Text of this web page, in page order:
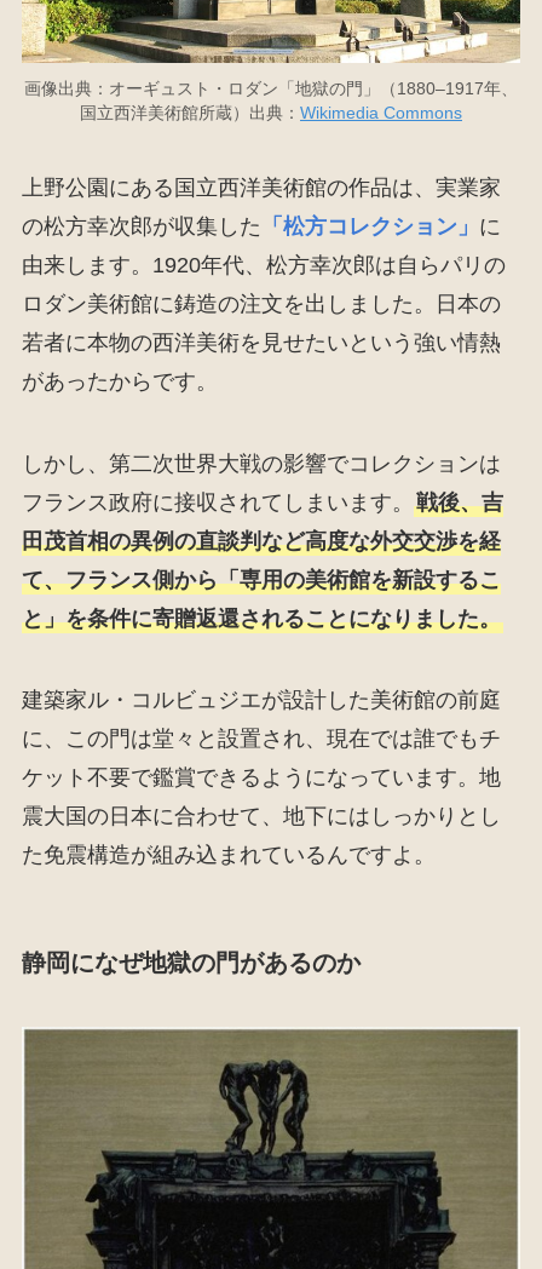
画像出典：オーギュスト・ロダン「地獄の門」（1880–1917年、
国立西洋美術館所蔵）出典： Wikimedia Commons
上野公園にある国立西洋美術館の作品は、実業家
の松方幸次郎が収集した 「松方コレクション」 に
由来します。1920年代、松方幸次郎は自らパリの
ロダン美術館に鋳造の注文を出しました。日本の
若者に本物の西洋美術を見せたいという強い情熱
があったからです。
しかし、第二次世界大戦の影響でコレクションは
フランス政府に接収されてしまいます。 戦後、吉
田茂首相の異例の直談判など高度な外交交渉を経
て、フランス側から「専用の美術館を新設するこ
と」を条件に寄贈返還されることになりました。
建築家ル・コルビュジエが設計した美術館の前庭
に、この門は堂々と設置され、現在では誰でもチ
ケット不要で鑑賞できるようになっています。地
震大国の日本に合わせて、地下にはしっかりとし
た免震構造が組み込まれているんですよ。
静岡になぜ地獄の門があるのか